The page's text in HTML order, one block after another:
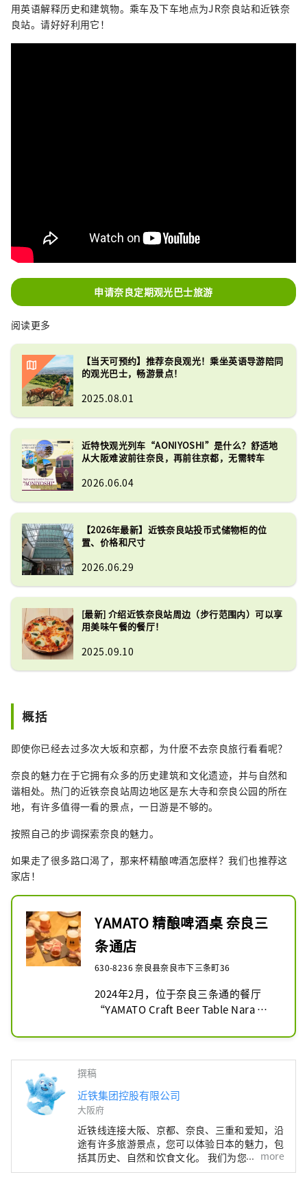
用英语解释历史和建筑物。乘车及下车地点为JR奈良站和近铁奈
良站。请好好利用它！
申请奈良定期观光巴士旅游
阅读更多
【当天可预约】推荐奈良观光！乘坐英语导游陪同
的观光巴士，畅游景点！
2025.08.01
近特快观光列车“AONIYOSHI”是什么？舒适地
从大阪难波前往奈良，再前往京都，无需转车
2026.06.04
【2026年最新】近铁奈良站投币式储物柜的位
置、价格和尺寸
2026.06.29
[最新] 介绍近铁奈良站周边（步行范围内）可以享
用美味午餐的餐厅！
2025.09.10
概括
即使你已经去过多次大坂和京都，为什麽不去奈良旅行看看呢？
奈良的魅力在于它拥有众多的历史建筑和文化遗迹，并与自然和
谐相处。热门的近铁奈良站周边地区是东大寺和奈良公园的所在
地，有许多值得一看的景点，一日游是不够的。
按照自己的步调探索奈良的魅力。
如果走了很多路口渴了，那来杯精酿啤酒怎麽样？我们也推荐这
家店！
YAMATO 精酿啤酒桌 奈良三
条通店
630-8236 奈良县奈良市下三条町36
2024年2月，位于奈良三条通的餐厅
“YAMATO Craft Beer Table Nara
精酿啤酒。
我们常备有来自全国各地的10多种生精
酿啤酒，其中包括原味精酿啤酒。我们
还提供精心挑选的完整菜单。
撰稿
近铁集团控股有限公司
大阪府
近铁线连接大阪、京都、奈良、三重和爱知，沿
途有许多旅游景点，您可以体验日本的魅力，包
括其历史、自然和饮食文化。 我们为您提供近
铁铁路沿线旅行的实用信息，包括沿线观光景
more